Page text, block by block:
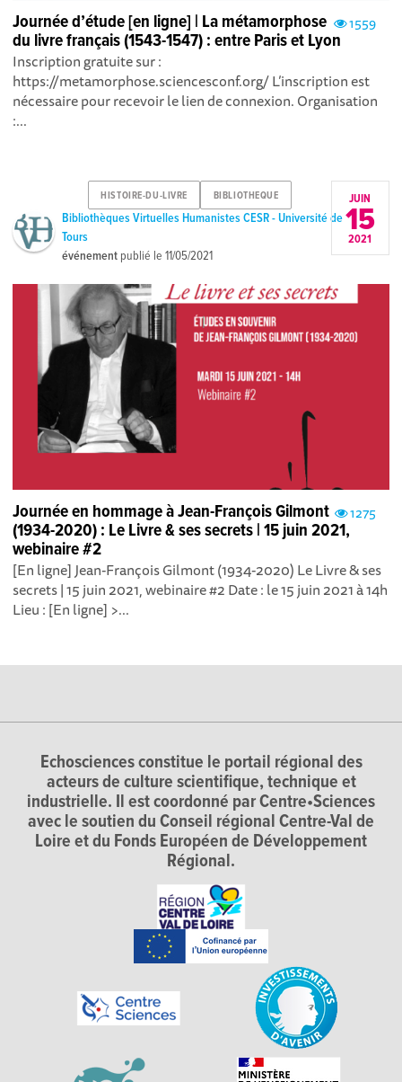
1559
Journée d’étude [en ligne] | La métamorphose
du livre français (1543-1547) : entre Paris et Lyon
Inscription gratuite sur :
https://metamorphose.sciencesconf.org/ L’inscription est
nécessaire pour recevoir le lien de connexion. Organisation
:...
HISTOIRE-DU-LIVRE BIBLIOTHEQUE
Bibliothèques Virtuelles Humanistes CESR - Université de
Tours
événement publié le11/05/2021
JUIN
15
2021
1275
Journée en hommage à Jean-François Gilmont
(1934-2020) : Le Livre & ses secrets | 15 juin 2021,
webinaire #2
[En ligne] Jean-François Gilmont (1934-2020) Le Livre & ses
secrets | 15 juin 2021, webinaire #2 Date : le 15 juin 2021 à 14h
Lieu : [En ligne] >...
Echosciences constitue le portail régional des
acteurs de culture scientifique, technique et
industrielle. Il est coordonné par Centre•Sciences
avec le soutien du Conseil régional Centre-Val de
Loire et du Fonds Européen de Développement
Régional.